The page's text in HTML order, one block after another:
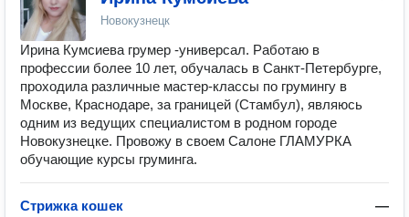
Новокузнецк
Ирина Кумсиева грумер -универсал. Работаю в
профессии более 10 лет, обучалась в Санкт-Петербурге,
проходила различные мастер-классы по грумингу в
Москве, Краснодаре, за границей (Стамбул), являюсь
одним из ведущих специалистом в родном городе
Новокузнецке. Провожу в своем Салоне ГЛАМУРКА
обучающие курсы груминга.
Стрижка кошек —